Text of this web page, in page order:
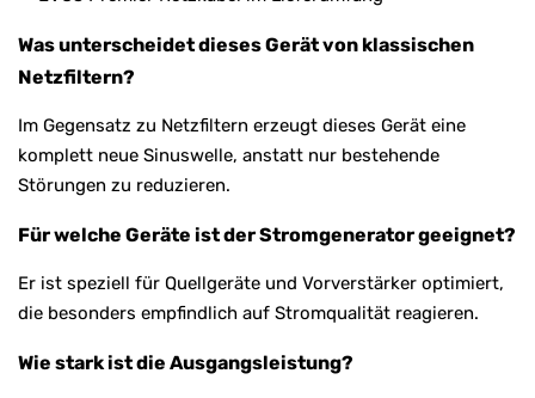
Was unterscheidet dieses Gerät von klassischen
Netzfiltern?
Im Gegensatz zu Netzfiltern erzeugt dieses Gerät eine
komplett neue Sinuswelle, anstatt nur bestehende
Störungen zu reduzieren.
Für welche Geräte ist der Stromgenerator geeignet?
Er ist speziell für Quellgeräte und Vorverstärker optimiert,
die besonders empfindlich auf Stromqualität reagieren.
Wie stark ist die Ausgangsleistung?